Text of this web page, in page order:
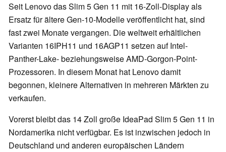
Seit Lenovo das Slim 5 Gen 11 mit 16-Zoll-Display als
Ersatz für ältere Gen-10-Modelle veröffentlicht hat, sind
fast zwei Monate vergangen. Die weltweit erhältlichen
Varianten 16IPH11 und 16AGP11 setzen auf Intel-
Panther-Lake- beziehungsweise AMD-Gorgon-Point-
Prozessoren. In diesem Monat hat Lenovo damit
begonnen, kleinere Alternativen in mehreren Märkten zu
verkaufen.
Vorerst bleibt das 14 Zoll große IdeaPad Slim 5 Gen 11 in
Nordamerika nicht verfügbar. Es ist inzwischen jedoch in
Deutschland und anderen europäischen Ländern